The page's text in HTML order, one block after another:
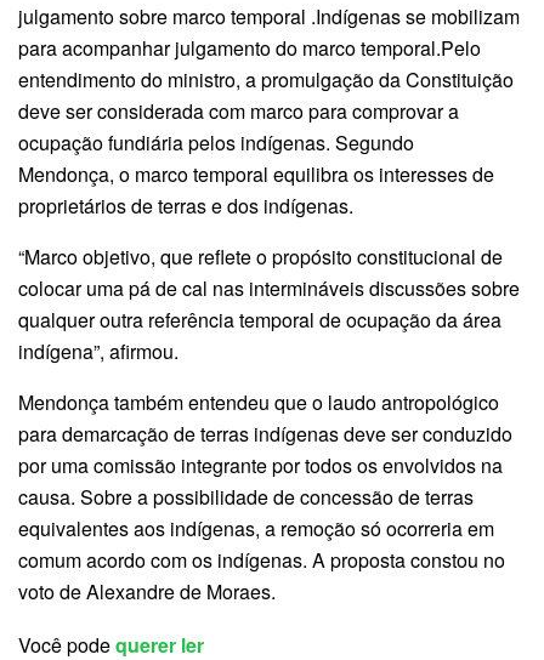
julgamento sobre marco temporal .Indígenas se mobilizam
para acompanhar julgamento do marco temporal.Pelo
entendimento do ministro, a promulgação da Constituição
deve ser considerada com marco para comprovar a
ocupação fundiária pelos indígenas. Segundo
Mendonça, o marco temporal equilibra os interesses de
proprietários de terras e dos indígenas.
“Marco objetivo, que reflete o propósito constitucional de
colocar uma pá de cal nas intermináveis discussões sobre
qualquer outra referência temporal de ocupação da área
indígena”, afirmou.
Mendonça também entendeu que o laudo antropológico
para demarcação de terras indígenas deve ser conduzido
por uma comissão integrante por todos os envolvidos na
causa. Sobre a possibilidade de concessão de terras
equivalentes aos indígenas, a remoção só ocorreria em
comum acordo com os indígenas. A proposta constou no
voto de Alexandre de Moraes.
Você podequerer ler